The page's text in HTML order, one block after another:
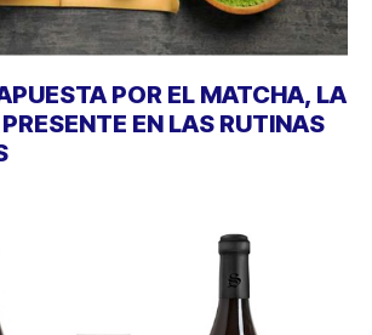
POR EL MATCHA, LA
EN LAS RUTINAS